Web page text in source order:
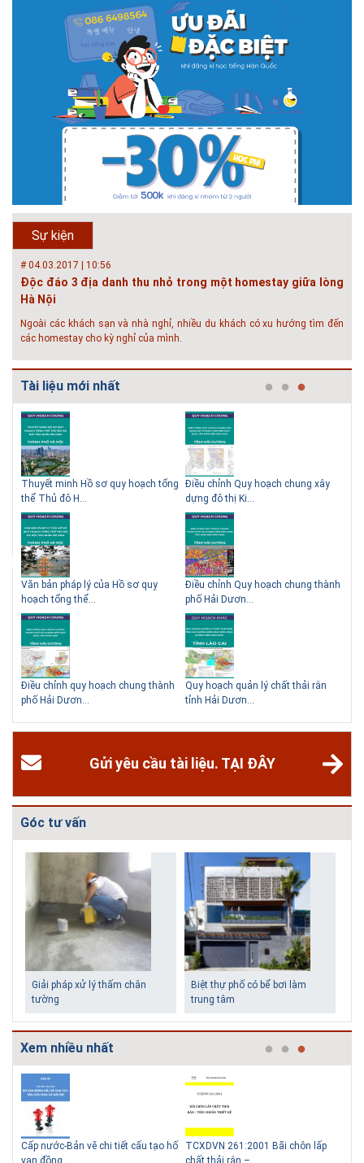
Sự kiện
# 26.06.2018 | 10:57
Hội thảo quốc tế ''Xây dựng đô thị thông minh – Hướng đến
phát triển bền vững” /...
Phát triển đô thị thông minh và bền vững đang là mục tiêu của rất nhiều
thành phố trên thế giới. Tại Việt Nam, đã có gần 20 tỉnh, thành phố trên
toàn quốc đang triển khai hoặc khởi động các đề án về đô thị thông
minh. Vi...
# 23.06.2018 | 15:37
Hội thảo về sàn bê tông chất lượng cao tại Hà Nội và TP Hồ
Chí Minh
Hội thảo “Sàn bê tông chất lượng cao – công nghệ mới nhất tại Châu Âu
& Mỹ và các vấn đề áp dụng tại Việt Nam” được tổ chức bởi HOUSELINK
sẽ diễn ra vào 14h00 ngày 26/06/2018 tại Khách sạn Pan Pacific, Hà Nội
và ngày 28/...
# 04.03.2017 | 10:56
Độc đáo 3 địa danh thu nhỏ trong một homestay giữa lòng
Hà Nội
Ngoài các khách sạn và nhà nghỉ, nhiều du khách có xu hướng tìm đến
các homestay cho kỳ nghỉ của mình.
# 05.04.2025 | 17:16
Tuyển sinh 2025, Khoa kỹ thuật hạ tầng và môi trường đô thị
- Đại học Kiến trúc...
Thông tin tuyển sinh đại học 2025 Khoa kỹ thuật hạ tầng và môi trường
đô thị - Đại học Kiến trúc Hà Nội Tuyển sinh đại học với 280 chỉ tiêu, thời
gian đào tạo 4,5 năm
Tài liệu mới nhất
Thuyết minh Hồ sơ quy hoạch tổng
thể Thủ đô H...
Văn bản pháp lý của Hồ sơ quy
hoạch tổng thể...
Điều chỉnh quy hoạch chung thành
phố Hải Dươn...
Điều chỉnh Quy hoạch chung xây
dựng đô thị Ki...
Điều chỉnh Quy hoạch chung thành
phố Hải Dươn...
Quy hoạch quản lý chất thải rắn
tỉnh Hải Dươn...
Gửi yêu cầu tài liệu. TẠI ĐÂY
Góc tư vấn
Giải pháp xử lý thấm chân
tường
Biệt thự phố có bể bơi làm
trung tâm
Những ngôi nhà một tầng ít
Lý do nên sử dụng gạch block
Xem nhiều nhất
Cấp nước-Bản vẽ chi tiết cấu tạo hố
van đồng...
TCXDVN 261:2001 Bãi chôn lấp
chất thải rắn –...